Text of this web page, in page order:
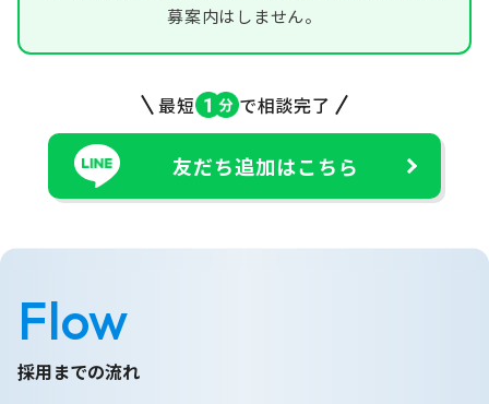
募案内はしません。
最短 で相談完了
友だち追加はこちら
Flow
採用までの流れ